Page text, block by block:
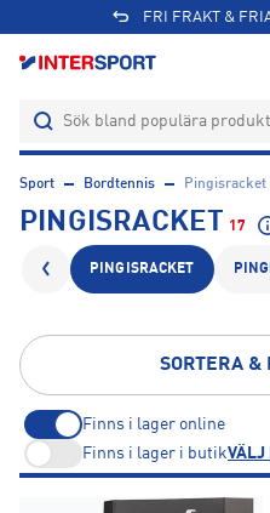
FRI FRAKT &
Sport Bordtennis Pingisracket
PINGISRACKET 17
PINGISRACKET
SORTERA &
Finns i lager online
Finns i lager i butikVÄLJ